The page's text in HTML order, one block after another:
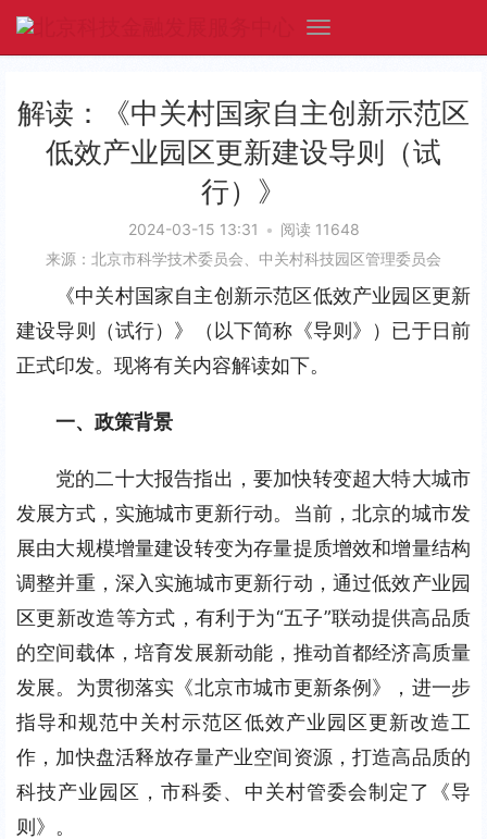
解读：《中关村国家自主创新示范区
低效产业园区更新建设导则（试
行）》
2024-03-15 13:31 • 阅读 11648
来源：北京市科学技术委员会、中关村科技园区管理委员会
《中关村国家自主创新示范区低效产业园区更新
建设导则（试行）》（以下简称《导则》）已于日前
正式印发。现将有关内容解读如下。
一、政策背景
党的二十大报告指出，要加快转变超大特大城市
发展方式，实施城市更新行动。当前，北京的城市发
展由大规模增量建设转变为存量提质增效和增量结构
调整并重，深入实施城市更新行动，通过低效产业园
区更新改造等方式，有利于为“五子”联动提供高品质
的空间载体，培育发展新动能，推动首都经济高质量
发展。为贯彻落实《北京市城市更新条例》，进一步
指导和规范中关村示范区低效产业园区更新改造工
作，加快盘活释放存量产业空间资源，打造高品质的
科技产业园区，市科委、中关村管委会制定了《导
则》。